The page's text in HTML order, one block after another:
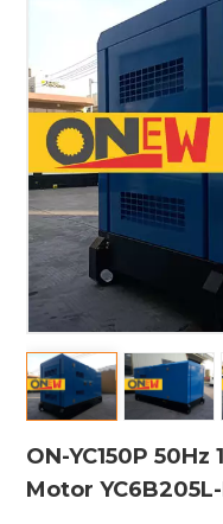
ON-YC150P 50Hz
Motor